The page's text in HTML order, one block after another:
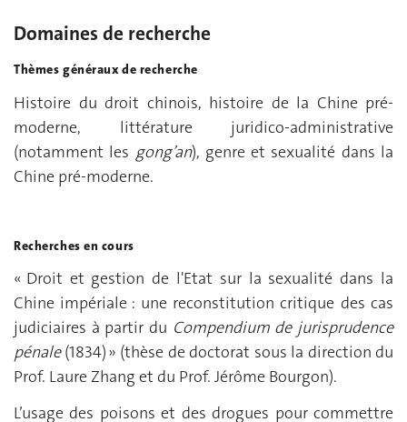
Domaines de recherche
Thèmes généraux de recherche
Histoire du droit chinois, histoire de la Chine pré-
moderne, littérature juridico-administrative
(notamment les gong’an), genre et sexualité dans la
Chine pré-moderne.
Recherches en cours
« Droit et gestion de l'Etat sur la sexualité dans la
Chine impériale : une reconstitution critique des cas
judiciaires à partir du Compendium de jurisprudence
pénale(1834) » (thèse de doctorat sous la direction du
Prof. Laure Zhang et du Prof. Jérôme Bourgon).
L’usage des poisons et des drogues pour commettre